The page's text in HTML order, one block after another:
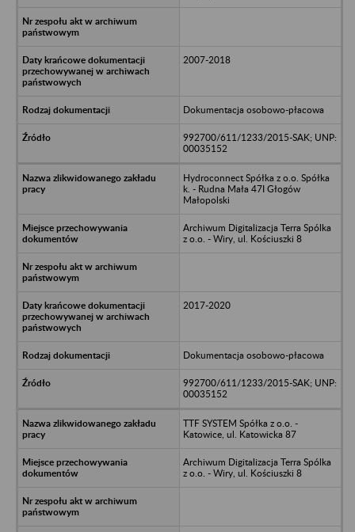
2007-2018
Dokumentacja osobowo-płacowa
992700/611/1233/2015-SAK; UNP:
00035152
Hydroconnect Spółka z o.o. Spółka
k. - Rudna Mała 47I Głogów
Małopolski
Archiwum Digitalizacja Terra Spólka
z o.o. - Wiry, ul. Kościuszki 8
2017-2020
Dokumentacja osobowo-płacowa
992700/611/1233/2015-SAK; UNP:
00035152
TTF SYSTEM Spółka z o.o. -
Katowice, ul. Katowicka 87
Archiwum Digitalizacja Terra Spólka
z o.o. - Wiry, ul. Kościuszki 8